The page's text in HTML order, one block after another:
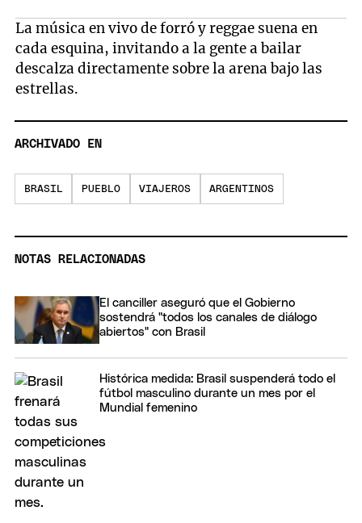
La música en vivo de forró y reggae suena en
cada esquina, invitando a la gente a bailar
descalza directamente sobre la arena bajo las
estrellas.
ARCHIVADO EN
BRASIL PUEBLO VIAJEROS ARGENTINOS
NOTAS RELACIONADAS
El canciller aseguró que el Gobierno
sostendrá "todos los canales de diálogo
abiertos" con Brasil
Histórica medida: Brasil suspenderá todo el
fútbol masculino durante un mes por el
Mundial femenino